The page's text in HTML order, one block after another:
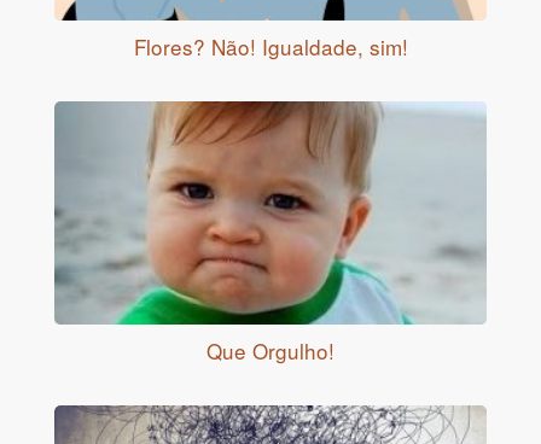
Flores? Não! Igualdade, sim!
Que Orgulho!